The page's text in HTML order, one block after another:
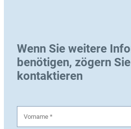
Wenn Sie weitere
benötigen, zögern
kontaktieren